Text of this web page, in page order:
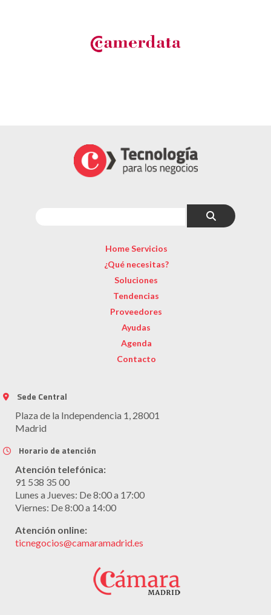
Home Servicios
¿Qué necesitas?
Soluciones
Tendencias
Proveedores
Ayudas
Agenda
Contacto
Sede Central
Plaza de la Independencia 1, 28001
Madrid
Horario de atención
Atención telefónica:
91 538 35 00
Lunes a Jueves: De 8:00 a 17:00
Viernes: De 8:00 a 14:00
Atención online:
ticnegocios@camaramadrid.es